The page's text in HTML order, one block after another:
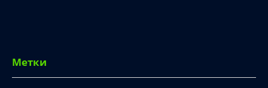
Метки